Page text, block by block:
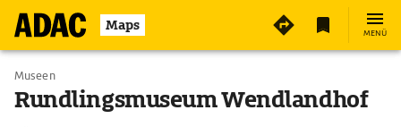
Maps MENÜ
Museen
Rundlingsmuseum Wendlandhof